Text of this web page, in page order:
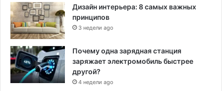
Дизайн интерьера: 8 самых важных
принципов
3 недели ago
Почему одна зарядная станция
заряжает электромобиль быстрее
другой?
4 недели ago